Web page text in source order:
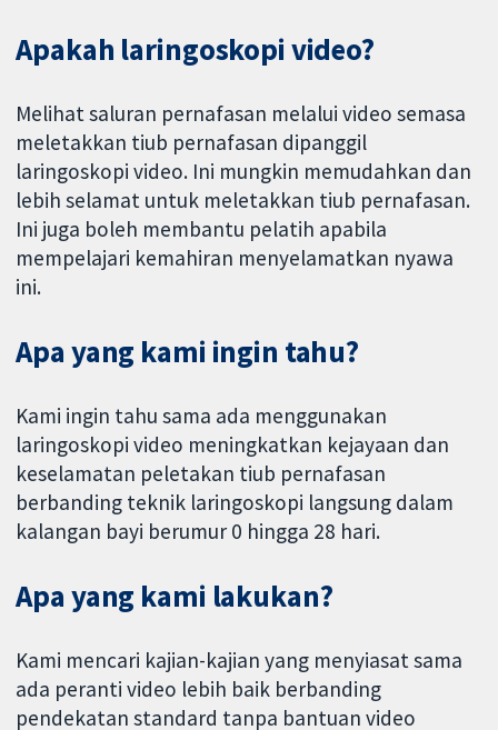
Apakah laringoskopi video?
Melihat saluran pernafasan melalui video semasa
meletakkan tiub pernafasan dipanggil
laringoskopi video. Ini mungkin memudahkan dan
lebih selamat untuk meletakkan tiub pernafasan.
Ini juga boleh membantu pelatih apabila
mempelajari kemahiran menyelamatkan nyawa
ini.
Apa yang kami ingin tahu?
Kami ingin tahu sama ada menggunakan
laringoskopi video meningkatkan kejayaan dan
keselamatan peletakan tiub pernafasan
berbanding teknik laringoskopi langsung dalam
kalangan bayi berumur 0 hingga 28 hari.
Apa yang kami lakukan?
Kami mencari kajian-kajian yang menyiasat sama
ada peranti video lebih baik berbanding
pendekatan standard tanpa bantuan video